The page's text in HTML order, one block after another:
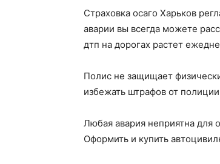
Страховка осаго Харьков
аварии вы всегда можете
дтп на дорогах растет
Полис не защищает
избежать штрафов от
Любая авария неприятна для
Оформить и купить